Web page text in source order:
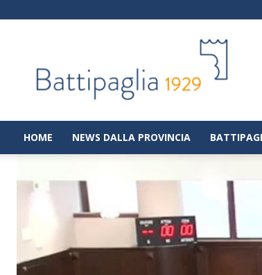
|
Notizie
dalla
città
di
HOME NEWS DALLA PROVINCIA